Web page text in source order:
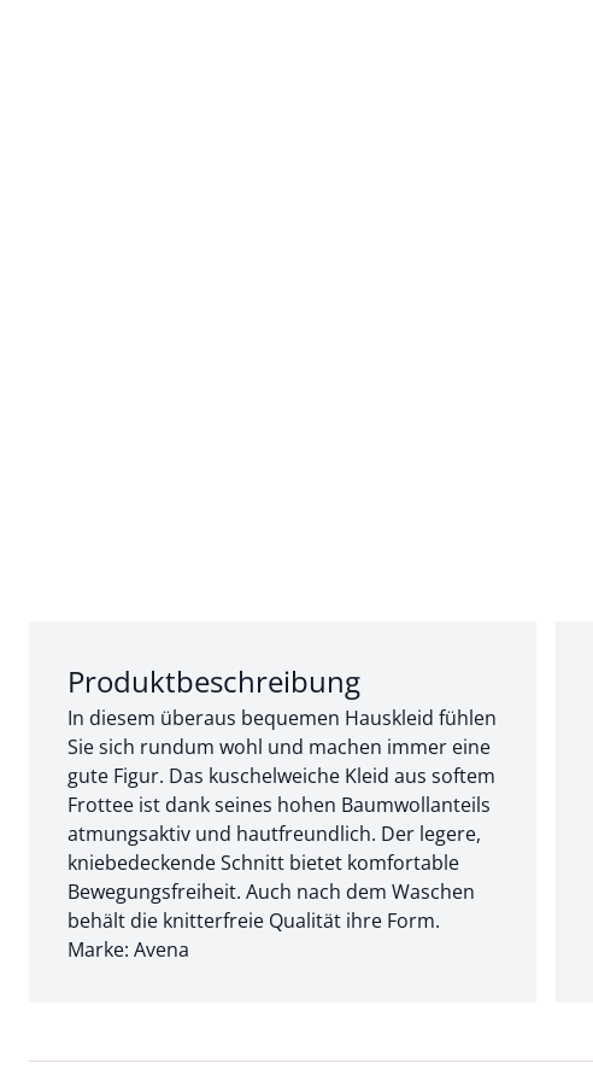
Abschnitt 1 von 3:
Produktbeschreibung
In diesem überaus bequemen Hauskleid fühlen
Sie sich rundum wohl und machen immer eine
gute Figur. Das kuschelweiche Kleid aus softem
Frottee ist dank seines hohen Baumwollanteils
atmungsaktiv und hautfreundlich. Der legere,
kniebedeckende Schnitt bietet komfortable
Bewegungsfreiheit. Auch nach dem Waschen
behält die knitterfreie Qualität ihre Form.
Marke: Avena